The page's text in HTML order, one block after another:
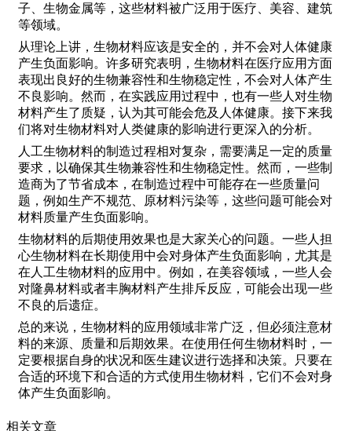
子、生物金属等，这些材料被广泛用于医疗、美容、建筑
等领域。
从理论上讲，生物材料应该是安全的，并不会对人体健康
产生负面影响。许多研究表明，生物材料在医疗应用方面
表现出良好的生物兼容性和生物稳定性，不会对人体产生
不良影响。然而，在实践应用过程中，也有一些人对生物
材料产生了质疑，认为其可能会危及人体健康。接下来我
们将对生物材料对人类健康的影响进行更深入的分析。
人工生物材料的制造过程相对复杂，需要满足一定的质量
要求，以确保其生物兼容性和生物稳定性。然而，一些制
造商为了节省成本，在制造过程中可能存在一些质量问
题，例如生产不规范、原材料污染等，这些问题可能会对
材料质量产生负面影响。
生物材料的后期使用效果也是大家关心的问题。一些人担
心生物材料在长期使用中会对身体产生负面影响，尤其是
在人工生物材料的应用中。例如，在美容领域，一些人会
对隆鼻材料或者丰胸材料产生排斥反应，可能会出现一些
不良的后遗症。
总的来说，生物材料的应用领域非常广泛，但必须注意材
料的来源、质量和后期效果。在使用任何生物材料时，一
定要根据自身的状况和医生建议进行选择和决策。只要在
合适的环境下和合适的方式使用生物材料，它们不会对身
体产生负面影响。
相关文章